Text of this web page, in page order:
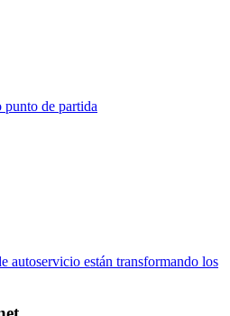
punto de partida
autoservicio están transformando los